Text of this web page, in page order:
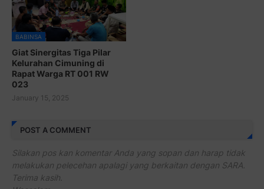
BABINSA
Giat Sinergitas Tiga Pilar
Kelurahan Cimuning di
Rapat Warga RT 001 RW
023
January 15, 2025
POST A COMMENT
Silakan pos kan komentar Anda yang sopan dan harap tidak
melakukan pelecehan apalagi yang berkaitan dengan SARA.
Terima kasih.